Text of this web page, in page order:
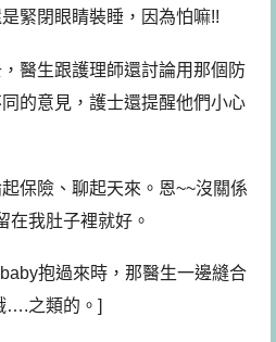
緊閉眼睛裝睡，因為怕嘛!!
醫生跟護理師還討論用那個防
的意見，護士還提醒他們小心
保險、聊起天來。恩~~沒關係
在我肚子裡就好。
抱過來時，那醫生一邊縫合
….之類的。]